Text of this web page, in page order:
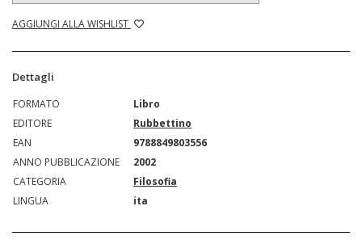
AGGIUNGI ALLA WISHLIST
Dettagli
FORMATO
Libro
EDITORE
Rubbettino
EAN
9788849803556
ANNO PUBBLICAZIONE
2002
CATEGORIA
Filosofia
LINGUA
ita